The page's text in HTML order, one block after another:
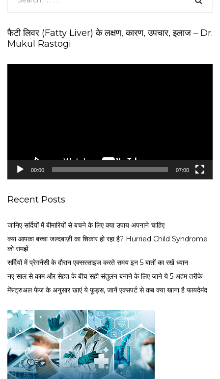
फैटी लिवर (Fatty Liver) के लक्षण, कारण, उपचार, इलाज – Dr.
Mukul Rastogi
00:00 07:00
Recent Posts
जानिए सर्दियों में बीमारियों से बचने के लिए क्या उपाय अपनाने चाहिए
क्या आपका बच्चा जल्दबाज़ी का शिकार हो रहा है? Hurried Child Syndrome
को समझें
सर्द‍ियों में प्रेगनेंसी के दौरान एक्सरसाइज करते समय इन 5 बातों का रखें ध्यान
नए साल से काम और सेहत के बीच सही संतुलन बनाने के लिए जाने ये 5 अहम तरीके
मेंस्ट्रुअल फेज के अनुसार खाएं ये फूड्स, जानें एक्सपर्ट से कब क्या खाना है फायदेमंद